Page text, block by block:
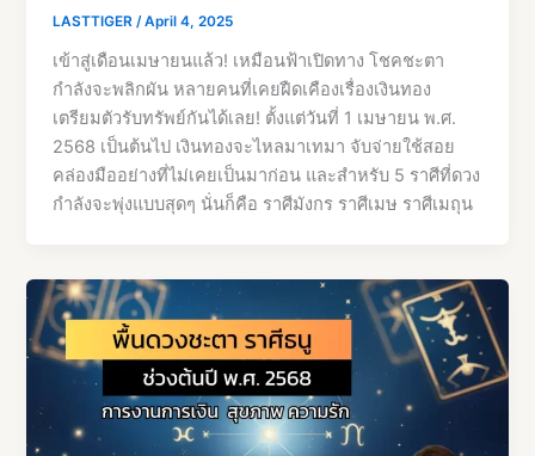
LASTTIGER/April 4, 2025
เข้าสู่เดือนเมษายนแล้ว! เหมือนฟ้าเปิดทาง โชคชะตา
กำลังจะพลิกผัน หลายคนที่เคยฝืดเคืองเรื่องเงินทอง
เตรียมตัวรับทรัพย์กันได้เลย! ตั้งแต่วันที่ 1 เมษายน พ.ศ.
2568 เป็นต้นไป เงินทองจะไหลมาเทมา จับจ่ายใช้สอย
คล่องมืออย่างที่ไม่เคยเป็นมาก่อน และสำหรับ 5 ราศีที่ดวง
กำลังจะพุ่งแบบสุดๆ นั่นก็คือ ราศีมังกร ราศีเมษ ราศีเมถุน